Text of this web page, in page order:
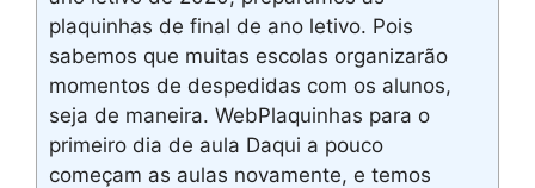
plaquinhas de final de ano letivo. Pois
sabemos que muitas escolas organizarão
momentos de despedidas com os alunos,
seja de maneira. WebPlaquinhas para o
primeiro dia de aula Daqui a pouco
começam as aulas novamente, e temos